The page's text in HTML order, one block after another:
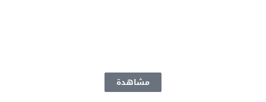
مشاهدة